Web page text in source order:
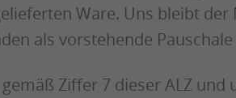
Ware. Uns bleibt
als vorstehende
Ziffer 7 dieser ALZ